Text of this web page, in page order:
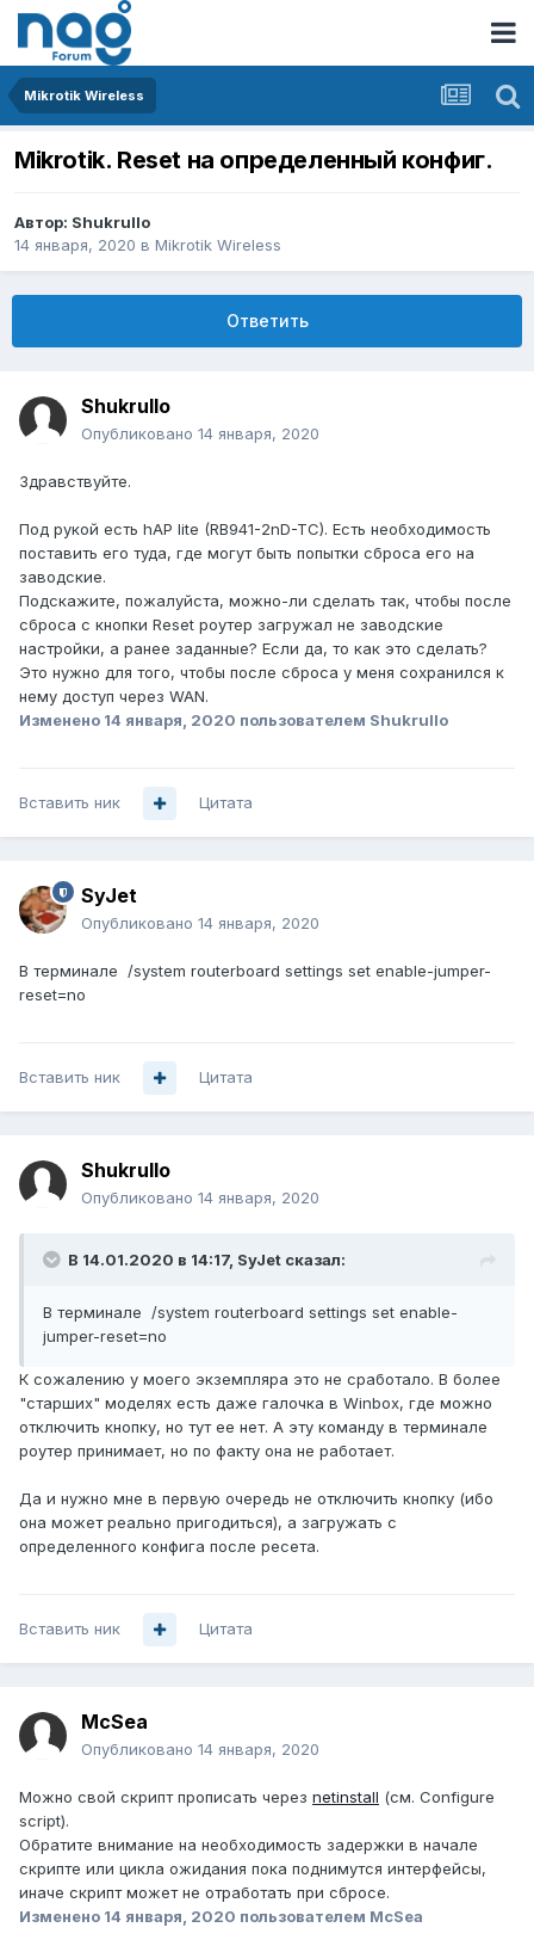
Mikrotik Wireless
Mikrotik. Reset на определенный конфиг.
Автор: Shukrullo
14 января, 2020 в Mikrotik Wireless
Ответить
Shukrullo
Опубликовано 14 января, 2020
Здравствуйте.
Под рукой есть hAP lite (RB941-2nD-TC). Есть необходимость
поставить его туда, где могут быть попытки сброса его на
заводские.
Подскажите, пожалуйста, можно-ли сделать так, чтобы после
сброса с кнопки Reset роутер загружал не заводские
настройки, а ранее заданные? Если да, то как это сделать?
Это нужно для того, чтобы после сброса у меня сохранился к
нему доступ через WAN.
Изменено 14 января, 2020 пользователем Shukrullo
Вставить ник Цитата
SyJet
Опубликовано 14 января, 2020
В терминале /system routerboard settings set enable-jumper-
reset=no
Вставить ник Цитата
Shukrullo
Опубликовано 14 января, 2020
В 14.01.2020 в 14:17, SyJet сказал:
В терминале /system routerboard settings set enable-
jumper-reset=no
К сожалению у моего экземпляра это не сработало. В более
"старших" моделях есть даже галочка в Winbox, где можно
отключить кнопку, но тут ее нет. А эту команду в терминале
роутер принимает, но по факту она не работает.
Да и нужно мне в первую очередь не отключить кнопку (ибо
она может реально пригодиться), а загружать с
определенного конфига после ресета.
Вставить ник Цитата
McSea
Опубликовано 14 января, 2020
Можно свой скрипт прописать через netinstall (см. Configure
script).
Обратите внимание на необходимость задержки в начале
скрипте или цикла ожидания пока поднимутся интерфейсы,
иначе скрипт может не отработать при сбросе.
Изменено 14 января, 2020 пользователем McSea